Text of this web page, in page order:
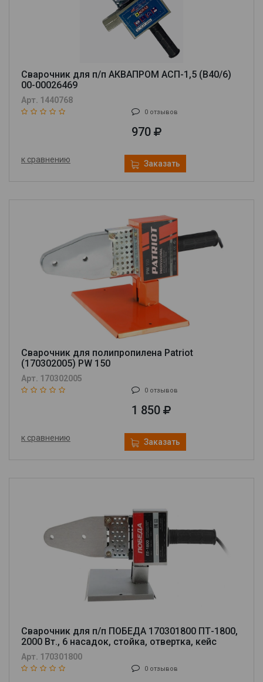
Сварочник для п/п АКВАПРОМ АСП-1,5 (B40/6)
00-00026469
Арт. 1440768
0 отзывов
970
к сравнению Заказать
Сварочник для полипропилена Patriot
(170302005) PW 150
Арт. 170302005
0 отзывов
1 850
к сравнению Заказать
Сварочник для п/п ПОБЕДА 170301800 ПТ-1800,
2000 Вт., 6 насадок, стойка, отвертка, кейс
металл.
Арт. 170301800
0 отзывов